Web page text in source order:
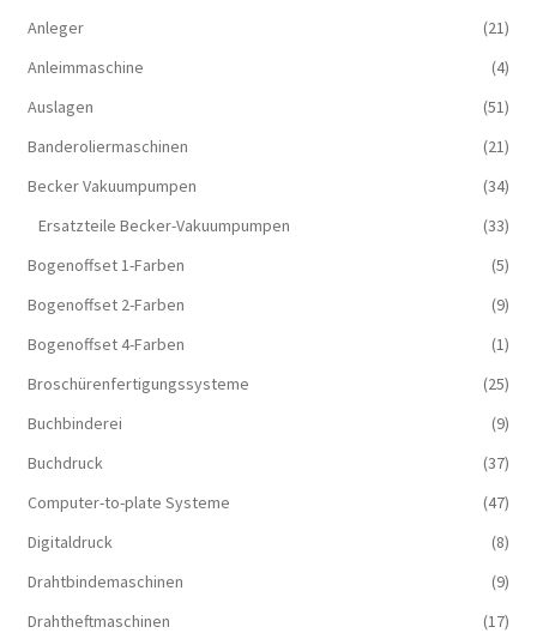
Anleger
(21)
Anleimmaschine
(4)
Auslagen
(51)
Banderoliermaschinen
(21)
Becker Vakuumpumpen
(34)
Ersatzteile Becker-Vakuumpumpen
(33)
Bogenoffset 1-Farben
(5)
Bogenoffset 2-Farben
(9)
Bogenoffset 4-Farben
(1)
Broschürenfertigungssysteme
(25)
Buchbinderei
(9)
Buchdruck
(37)
Computer-to-plate Systeme
(47)
Digitaldruck
(8)
Drahtbindemaschinen
(9)
Drahtheftmaschinen
(17)